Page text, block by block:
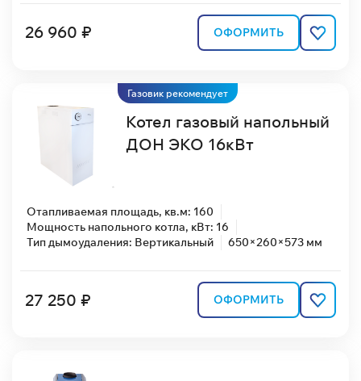
26 960 ₽ ОФОРМИТЬ
Газовик рекомендует
Котел газовый напольный
ДОН ЭКО 16кВт
Отапливаемая площадь, кв.м: 160
Мощность напольного котла, кВт: 16
Тип дымоудаления: Вертикальный
650×260×573 мм
27 250 ₽ ОФОРМИТЬ